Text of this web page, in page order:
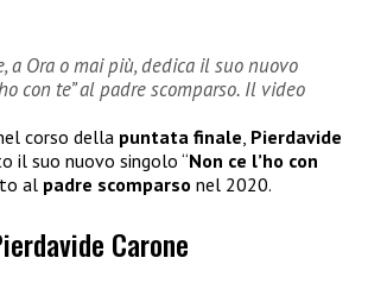
a Ora o mai più, dedica il suo nuovo
con te” al padre scomparso. Il video
nel corso della puntata finale Pierdavide
il suo nuovo singolo “Non ce l’ho con
al padre scomparso nel 2020.
Carone